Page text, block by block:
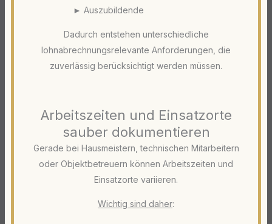
► Auszubildende
Dadurch entstehen unterschiedliche
lohnabrechnungsrelevante Anforderungen, die
zuverlässig berücksichtigt werden müssen.
Arbeitszeiten und Einsatzorte
sauber dokumentieren
Gerade bei Hausmeistern, technischen Mitarbeitern
oder Objektbetreuern können Arbeitszeiten und
Einsatzorte variieren.
Wichtig sind daher: